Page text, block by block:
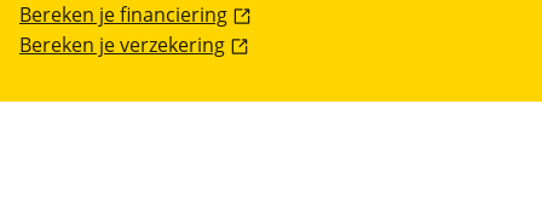
Bereken je financiering
Bereken je verzekering